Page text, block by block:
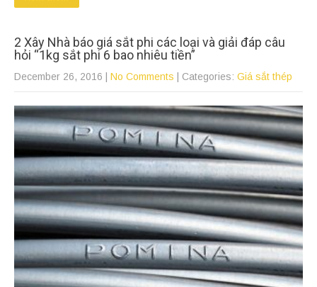
2 Xây Nhà báo giá sắt phi các loại và giải đáp câu
hỏi “1kg sắt phi 6 bao nhiêu tiền”
December 26, 2016 No Comments | Categories: Giá sắt thép